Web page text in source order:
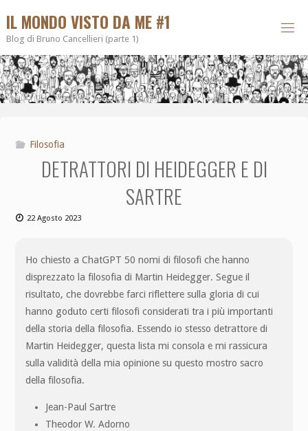
IL MONDO VISTO DA ME #1
Blog di Bruno Cancellieri (parte 1)
Filosofia
DETRATTORI DI HEIDEGGER E DI
SARTRE
22 Agosto 2023
Ho chiesto a ChatGPT 50 nomi di filosofi che hanno
disprezzato la filosofia di Martin Heidegger. Segue il
risultato, che dovrebbe farci riflettere sulla gloria di cui
hanno goduto certi filosofi considerati tra i più importanti
della storia della filosofia. Essendo io stesso detrattore di
Martin Heidegger, questa lista mi consola e mi rassicura
sulla validità della mia opinione su questo mostro sacro
della filosofia.
Jean-Paul Sartre
Theodor W. Adorno